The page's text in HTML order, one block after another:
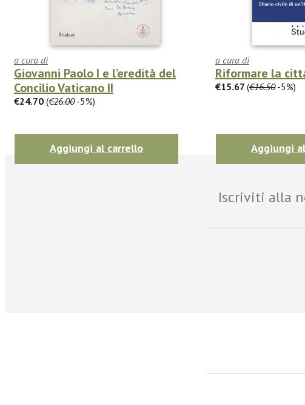
a cura di
Giovanni Paolo I e l’eredità del
Concilio Vaticano II
€24.70 (€26.00-5%)
Aggiungi al carrello
a cura di
Riformare la
€15.67 (€16.50-5%)
Aggiungi
Iscriviti alla